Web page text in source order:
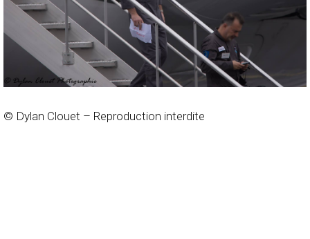
© Dylan Clouet – Reproduction interdite